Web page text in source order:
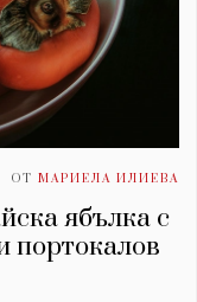
ОТ МАРИЕЛА ИЛИЕВА
ябълка с
портокалов